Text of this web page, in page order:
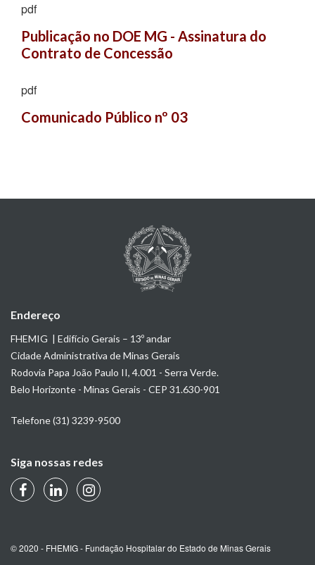
pdf
Publicação no DOE MG - Assinatura do
Contrato de Concessão
pdf
Comunicado Público nº 03
Endereço
FHEMIG | Edifício Gerais – 13º andar
Cidade Administrativa de Minas Gerais
Rodovia Papa João Paulo II, 4.001 - Serra Verde.
Belo Horizonte - Minas Gerais - CEP 31.630-901
Telefone (31) 3239-9500
Siga nossas redes
© 2020 - FHEMIG - Fundação Hospitalar do Estado de Minas Gerais